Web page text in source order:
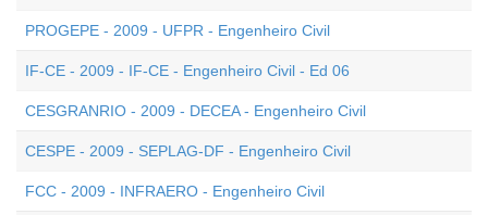
PROGEPE - 2009 - UFPR - Engenheiro Civil
IF-CE - 2009 - IF-CE - Engenheiro Civil - Ed 06
CESGRANRIO - 2009 - DECEA - Engenheiro Civil
CESPE - 2009 - SEPLAG-DF - Engenheiro Civil
FCC - 2009 - INFRAERO - Engenheiro Civil